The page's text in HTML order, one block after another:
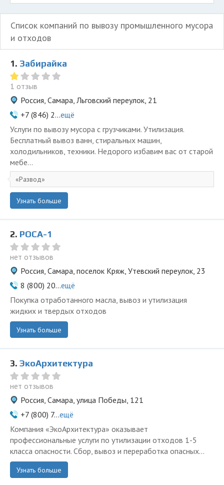
Список компаний по вывозу промышленного мусора
и отходов
1. Забирайка
1 отзыв
Россия, Самара, Льговский переулок, 21
+7 (846) 2...ещё
Услуги по вывозу мусора с грузчиками. Утилизация.
Бесплатный вывоз ванн, стиральных машин,
холодильников, техники. Недорого избавим вас от старой
мебе...
Развод
Узнать больше
2. РОСА-1
нет отзывов
Россия, Самара, поселок Кряж, Утевский переулок, 23
8 (800) 20...ещё
Покупка отработанного масла, вывоз и утилизация
жидких и твердых отходов
Узнать больше
3. ЭкоАрхитектура
нет отзывов
Россия, Самара, улица Победы, 121
+7 (800) 7...ещё
Компания «ЭкоАрхитектура» оказывает
профессиональные услуги по утилизации отходов 1-5
класса опасности. Сбор, вывоз и переработка опасных...
Узнать больше